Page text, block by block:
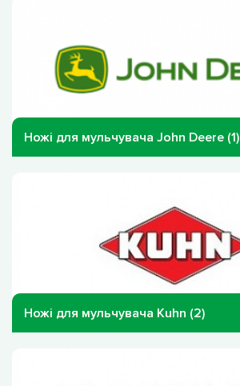
Ножі для мульчувача John Deere (1)
Ножі для мульчувача Kuhn (2)